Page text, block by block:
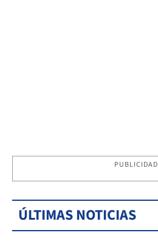
PUBLICIDAD
ÚLTIMAS NOTICIAS